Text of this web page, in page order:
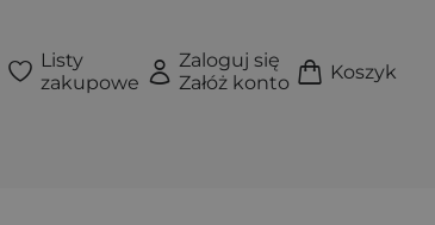
Listy
zakupowe
Zaloguj się
Załóż konto
Koszyk